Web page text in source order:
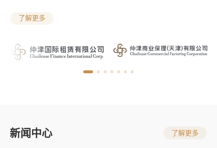
了解更多
新闻中心 了解更多